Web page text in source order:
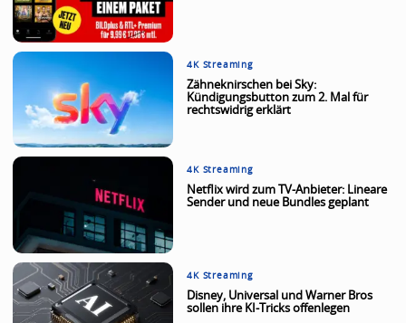
4K Streaming
Zähneknirschen bei Sky:
Kündigungsbutton zum 2. Mal für
rechtswidrig erklärt
4K Streaming
Netflix wird zum TV-Anbieter: Lineare
Sender und neue Bundles geplant
4K Streaming
Disney, Universal und Warner Bros
sollen ihre KI-Tricks offenlegen